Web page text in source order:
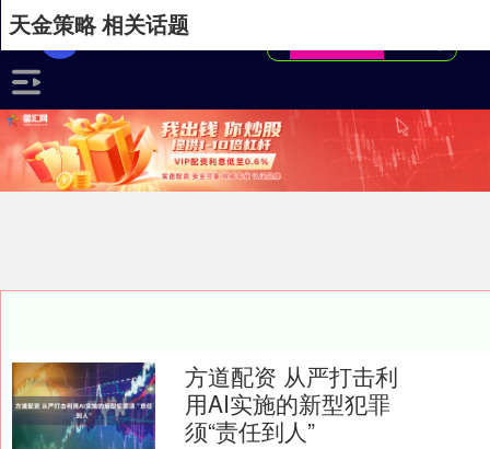
天金策略 相关话题
方道配资 从严打击利
用AI实施的新型犯罪
须“责任到人”